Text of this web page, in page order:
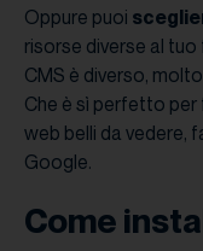
Oppure puoi
risorse diverse al
CMS è diverso,
Che è sì perfetto per
web belli da vedere,
Google.
Come